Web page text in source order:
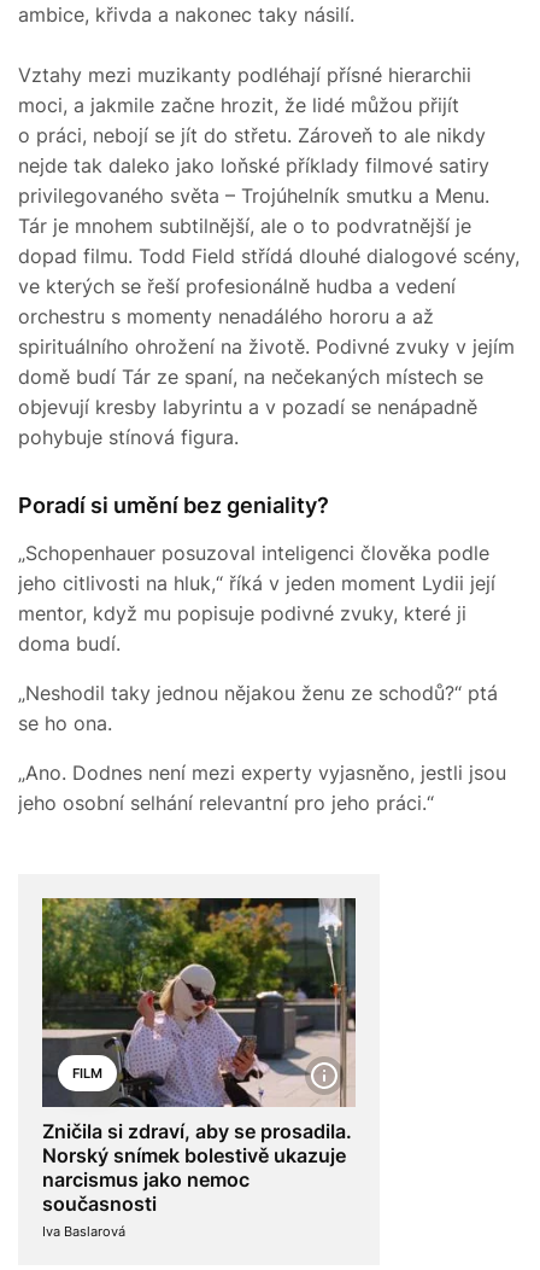
ambice, křivda a nakonec taky násilí.
Vztahy mezi muzikanty podléhají přísné hierarchii
moci, a jakmile začne hrozit, že lidé můžou přijít
o práci, nebojí se jít do střetu. Zároveň to ale nikdy
nejde tak daleko jako loňské příklady filmové satiry
privilegovaného světa – Trojúhelník smutku a Menu.
Tár je mnohem subtilnější, ale o to podvratnější je
dopad filmu. Todd Field střídá dlouhé dialogové scény,
ve kterých se řeší profesionálně hudba a vedení
orchestru s momenty nenadálého hororu a až
spirituálního ohrožení na životě. Podivné zvuky v jejím
domě budí Tár ze spaní, na nečekaných místech se
objevují kresby labyrintu a v pozadí se nenápadně
pohybuje stínová figura.
Poradí si umění bez geniality?
„Schopenhauer posuzoval inteligenci člověka podle
jeho citlivosti na hluk,“ říká v jeden moment Lydii její
mentor, když mu popisuje podivné zvuky, které ji
doma budí.
„Neshodil taky jednou nějakou ženu ze schodů?“ ptá
se ho ona.
„Ano. Dodnes není mezi experty vyjasněno, jestli jsou
jeho osobní selhání relevantní pro jeho práci.“
FILM
Zničila si zdraví, aby se prosadila.
Norský snímek bolestivě ukazuje
narcismus jako nemoc
současnosti
Iva Baslarová